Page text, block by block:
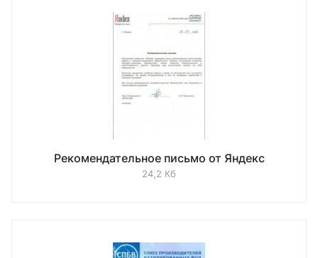
Рекомендательное письмо от Яндекс
24,2 Кб